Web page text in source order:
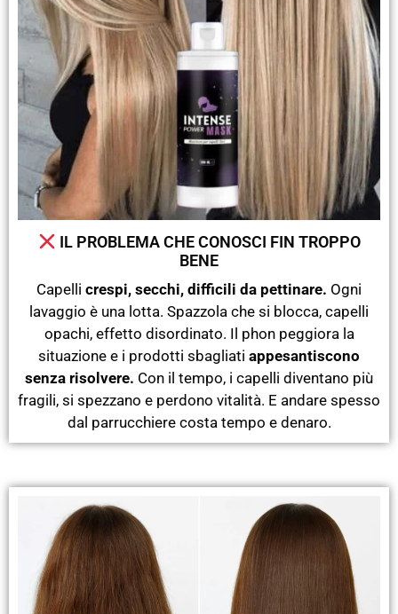
IL PROBLEMA CHE CONOSCI FIN TROPPO
BENE
Capelli crespi, secchi, difficili da pettinare. Ogni
lavaggio è una lotta. Spazzola che si blocca, capelli
opachi, effetto disordinato. Il phon peggiora la
situazione e i prodotti sbagliati appesantiscono
senza risolvere. Con il tempo, i capelli diventano più
fragili, si spezzano e perdono vitalità. E andare spesso
dal parrucchiere costa tempo e denaro.